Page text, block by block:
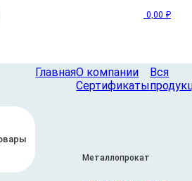
Металлопрокат
ГлавнаяО компании
Сертификаты
Вся
0,00 ₽
(Дуб Крафт